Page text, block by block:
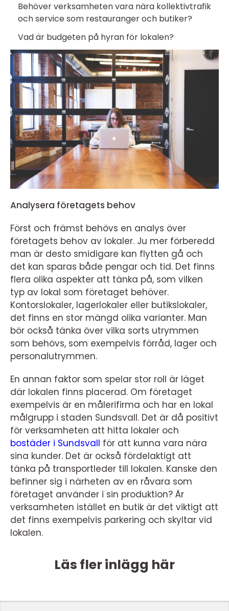
Behöver verksamheten vara nära kollektivtrafik
och service som restauranger och butiker?
Vad är budgeten på hyran för lokalen?
Analysera företagets behov
Först och främst behövs en analys över
företagets behov av lokaler. Ju mer förberedd
man är desto smidigare kan flytten gå och
det kan sparas både pengar och tid. Det finns
flera olika aspekter att tänka på, som vilken
typ av lokal som företaget behöver.
Kontorslokaler, lagerlokaler eller butikslokaler,
det finns en stor mängd olika varianter. Man
bör också tänka över vilka sorts utrymmen
som behövs, som exempelvis förråd, lager och
personalutrymmen.
En annan faktor som spelar stor roll är läget
där lokalen finns placerad. Om företaget
exempelvis är en målerifirma och har en lokal
målgrupp i staden Sundsvall. Det är då positivt
för verksamheten att hitta lokaler och
bostäder i Sundsvall för att kunna vara nära
sina kunder. Det är också fördelaktigt att
tänka på transportleder till lokalen. Kanske den
befinner sig i närheten av en råvara som
företaget använder i sin produktion? Är
verksamheten istället en butik är det viktigt att
det finns exempelvis parkering och skyltar vid
lokalen.
Läs fler inlägg här